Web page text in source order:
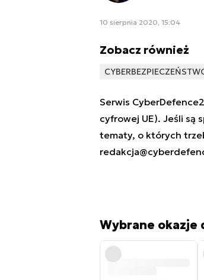
10 sierpnia 2020, 15:04
Zobacz również
Serwis
cyfrowej UE). Jeśli są
tematy, o których
Wybrane okazje